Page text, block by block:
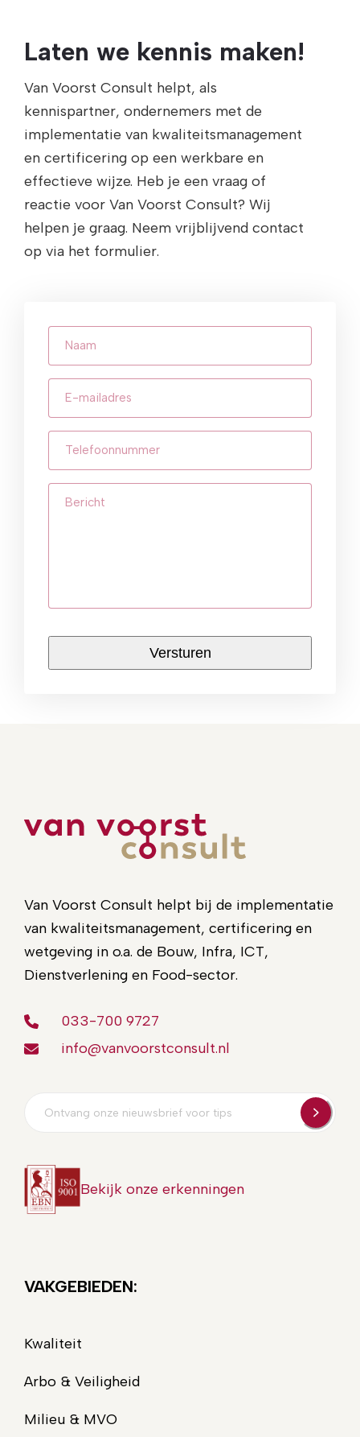
Laten we kennis maken!
Van Voorst Consult helpt, als
kennispartner, ondernemers met de
implementatie van kwaliteitsmanagement
en certificering op een werkbare en
effectieve wijze. Heb je een vraag of
reactie voor Van Voorst Consult? Wij
helpen je graag. Neem vrijblijvend contact
op via het formulier.
Naam
mailadres
Telefoonnummer
Bericht
CAPTCHA
Van Voorst Consult helpt bij de implementatie
van kwaliteitsmanagement, certificering en
wetgeving in o.a. de Bouw, Infra, ICT,
Dienstverlening en Food-sector.
033-700 9727
info@vanvoorstconsult.nl
Bekijk onze erkenningen
VAKGEBIEDEN:
Kwaliteit
Arbo & Veiligheid
Milieu & MVO